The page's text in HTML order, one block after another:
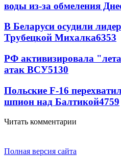
воды из-за обмеления
В Беларуси осудили
Трубецкой Михалка6353
РФ активизировала
атак ВСУ5130
Польские F-16
шпион над Балтикой4759
Читать комментарии
Полная версия сайта